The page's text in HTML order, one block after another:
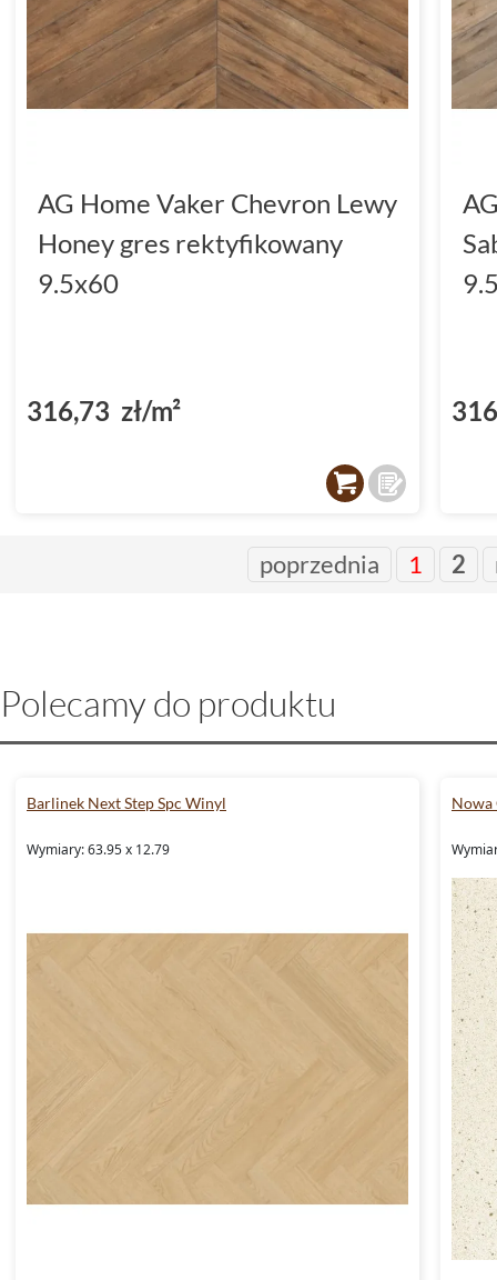
AG Home Vaker Chevron Lewy
Honey gres rektyfikowany
9.5x60
316,73 zł/m²
poprzednia 1 2
Polecamy do produktu
Barlinek Next Step Spc Winyl
Wymiary: 63.95 x 12.79
Nowa